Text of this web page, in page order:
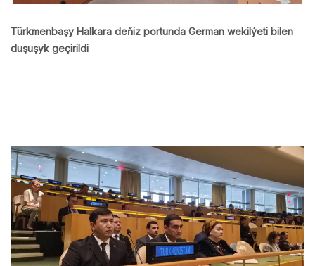
Türkmenbaşy Halkara deňiz portunda German wekilýeti bilen
duşuşyk geçirildi